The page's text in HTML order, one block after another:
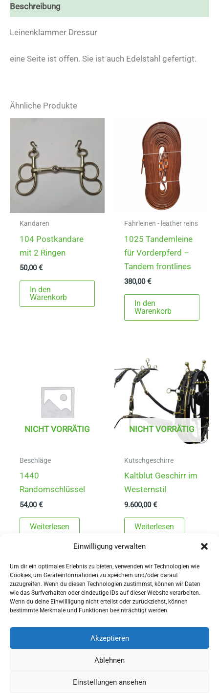
Einwilligung verwalten
Um dir ein optimales Erlebnis zu bieten, verwenden wir Technologien wie
Cookies, um Geräteinformationen zu speichern und/oder darauf
zuzugreifen. Wenn du diesen Technologien zustimmst, können wir Daten
wie das Surfverhalten oder eindeutige IDs auf dieser Website verarbeiten.
Wenn du deine Einwillligung nicht erteilst oder zurückziehst, können
bestimmte Merkmale und Funktionen beeinträchtigt werden.
Akzeptieren
Ablehnen
Einstellungen ansehen
Beschreibung
Leinenklammer Dressur
eine Seite ist offen. Sie ist auch Edelstahl gefertigt.
Ähnliche Produkte
Kandaren
104 Postkandare
mit 2 Ringen
50,00€
In den
Warenkorb
Fahrleinen - leather reins
1025 Tandemleine
für Vorderpferd –
Tandem frontlines
380,00€
In den
Warenkorb
NICHT VORRÄTIG
Beschläge
1440
Randomschlüssel
54,00€
Weiterlesen
NICHT VORRÄTIG
Kutschgeschirre
Kaltblut Geschirr im
Westernstil
9.600,00€
Weiterlesen
AGBs
Widerrufsbelehrung
Copyright © 2026 - Sattlerei Meinecke